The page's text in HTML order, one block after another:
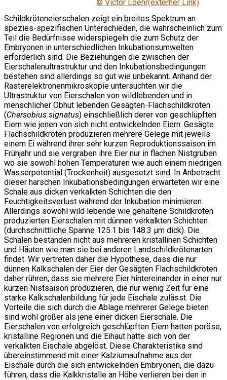
© Victor Loehr(externer Link)
Schildkröteneierschalen zeigt ein breites Spektrum an
spezies-spezifischen Unterschieden, die wahrscheinlich zum
Teil die Bedürfnisse widerspiegeln die zum Schutz der
Embryonen in unterschiedlichen Inkubationsumwelten
erforderlich sind. Die Beziehungen die zwischen der
Eierschalenultrastruktur und den Inkubationsbedingungen
bestehen sind allerdings so gut wie unbekannt. Anhand der
Rasterelektronenmikroskopie untersuchten wir die
Ultrastruktur von Eierschalen von wildlebenden und in
menschlicher Obhut lebenden Gesägten-Flachschildkröten
(Chersobius signatus) einschließlich derer von geschlüpften
Eiern wie jenen von sich nicht entwickelnden Eiern. Gesägte
Flachschildkröten produzieren mehrere Gelege mit jeweils
einem Ei während ihrer sehr kurzen Reproduktionssaison im
Frühjahr und sie vergraben ihre Eier nur in flachen Nistgruben
wo sie sowohl hohen Temperaturen wie auch einem niedrigen
Wasserpotential (Trockenheit) ausgesetzt sind. In Anbetracht
dieser harschen Inkubationsbedingungen erwarteten wir eine
Schale aus dicken verkalkten Schichten die den
Feuchtigkeitsverlust während der Inkubation minimieren.
Allerdings sowohl wild lebende wie gehaltene Schildkröten
produzierten Eierschalen mit dünnen verkalkten Schichten
(durchschnittliche Spanne 125.1 bis 148.3 µm dick). Die
Schalen bestanden nicht aus mehreren kristallinen Schichten
und Häuten wie man sie bei anderen Landschildkrötenarten
findet. Wir vertreten daher die Hypothese, dass die nur
dünnen Kalkschalen der Eier der Gesägten Flachschildkröten
daher rühren, dass sie mehrere Eier hintereinander in einer nur
kurzen Nistsaison produzieren, die nur wenig Zeit für eine
starke Kalkschalenbildung für jede Eischale zulässt. Die
Vorteile die sich durch die Ablage mehrerer Gelege bieten
sind wohl größer als jene einer dicken Eierschale. Die
Eierschalen von erfolgreich geschlüpften Eiern hatten poröse,
kristalline Regionen und die Eihaut hatte sich von der
verkalkten Eischale abgelöst. Diese Charakteristika sind
übereinstimmend mit einer Kalziumaufnahme aus der
Eischale durch die sich entwickelnden Embryonen, die dazu
führen, dass die Kalkkristalle an Höhe verlieren bei den in